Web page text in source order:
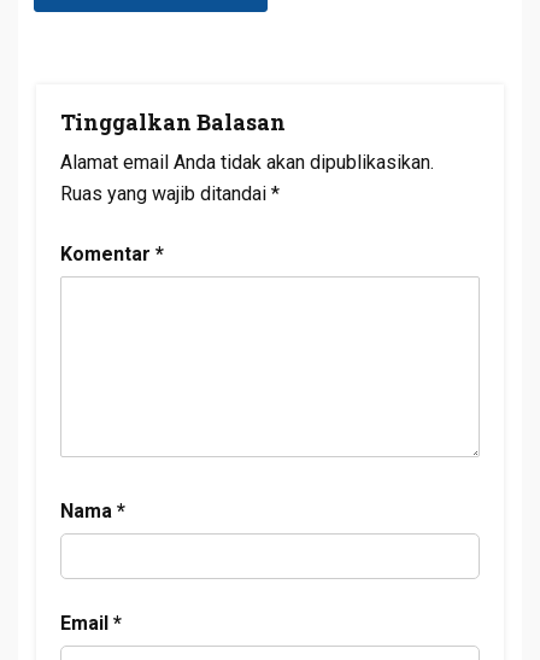
Tinggalkan Balasan
Alamat email Anda tidak akan dipublikasikan.
Ruas yang wajib ditandai *
Komentar *
Nama *
Email *